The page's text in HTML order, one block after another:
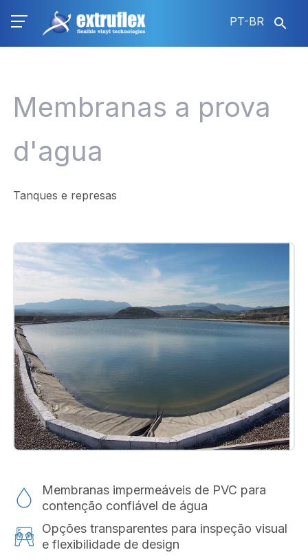
para
PT-BR
Membranas a prova
d'agua
Tanques e represas
Membranas impermeáveis de PVC para
contenção confiável de água
Opções transparentes para inspeção visual
e flexibilidade de design